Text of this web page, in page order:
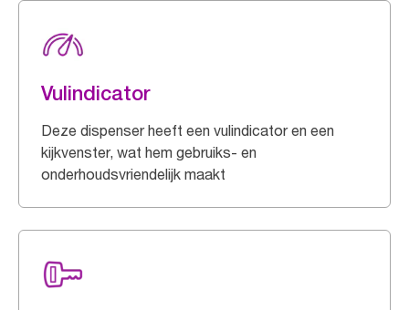
Vulindicator
Deze dispenser heeft een vulindicator en een
kijkvenster, wat hem gebruiks- en
onderhoudsvriendelijk maakt